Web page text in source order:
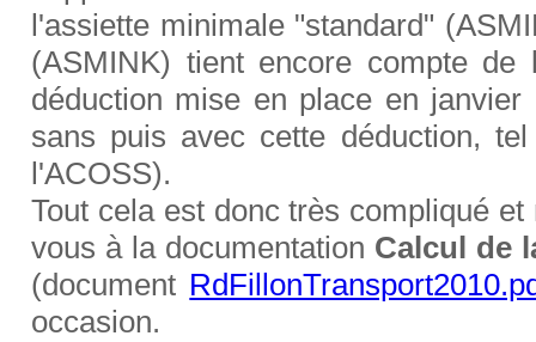
l'assiette minimale "standard"
(ASMINK) tient encore compte de
déduction mise en place en
sans puis avec cette déduction,
l'ACOSS).
Tout cela est donc très compliqué
vous à la documentation Calcul de
(document
occasion.